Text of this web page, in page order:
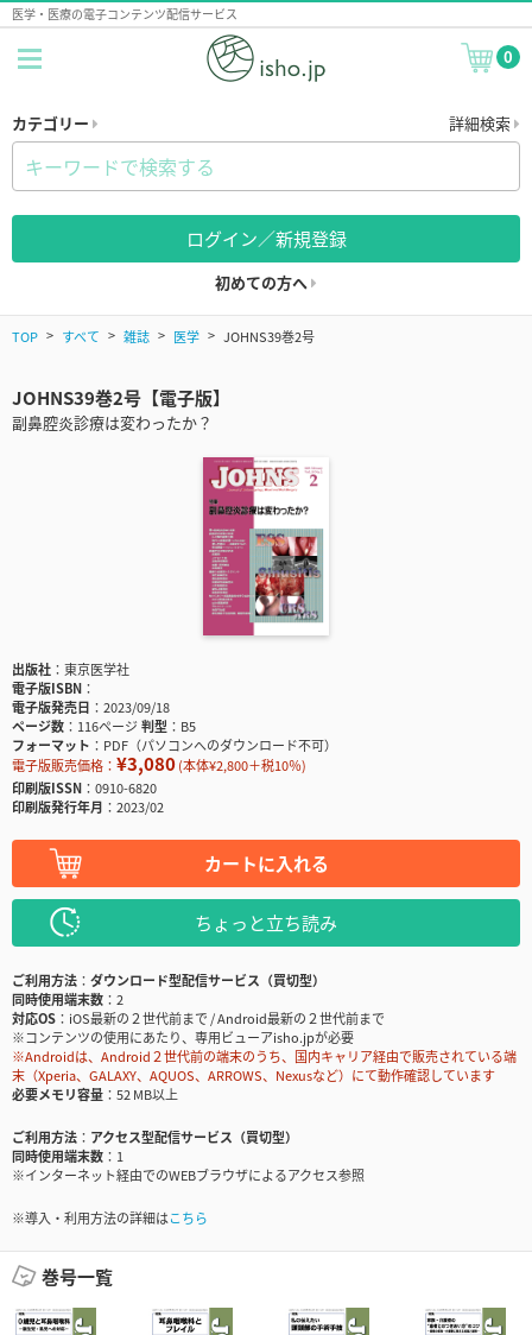
医学・医療の電子コンテンツ配信サービス
0
カテゴリー 詳細検索
ログイン／新規登録
初めての方へ
TOP すべて 雑誌 医学 JOHNS39巻2号
JOHNS39巻2号【電子版】
副鼻腔炎診療は変わったか？
出版社
東京医学社
電子版ISBN
電子版発売日
2023/09/18
ページ数
116ページ判型
B5
フォーマット
PDF（パソコンへのダウンロード不可）
電子版販売価格： ¥3,080(本体¥2,800＋税10％)
印刷版ISSN
0910-6820
印刷版発行年月
2023/02
カートに入れる
ちょっと立ち読み
ご利用方法
ダウンロード型配信サービス（買切型）
同時使用端末数
2
対応OS
iOS最新の２世代前まで / Android最新の２世代前まで
※コンテンツの使用にあたり、専用ビューアisho.jpが必要
※Androidは、Android２世代前の端末のうち、国内キャリア経由で販売されている端
末（Xperia、GALAXY、AQUOS、ARROWS、Nexusなど）にて動作確認しています
必要メモリ容量
52 MB以上
ご利用方法
アクセス型配信サービス（買切型）
同時使用端末数
1
※インターネット経由でのWEBブラウザによるアクセス参照
※導入・利用方法の詳細はこちら
巻号一覧